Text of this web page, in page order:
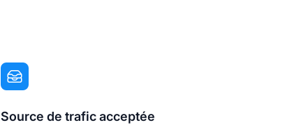
Source de trafic acceptée